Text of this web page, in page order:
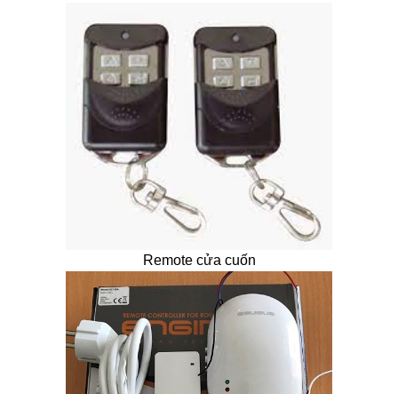
Remote cửa cuốn